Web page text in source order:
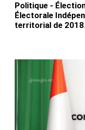
Politique -
Électorale
territorial de